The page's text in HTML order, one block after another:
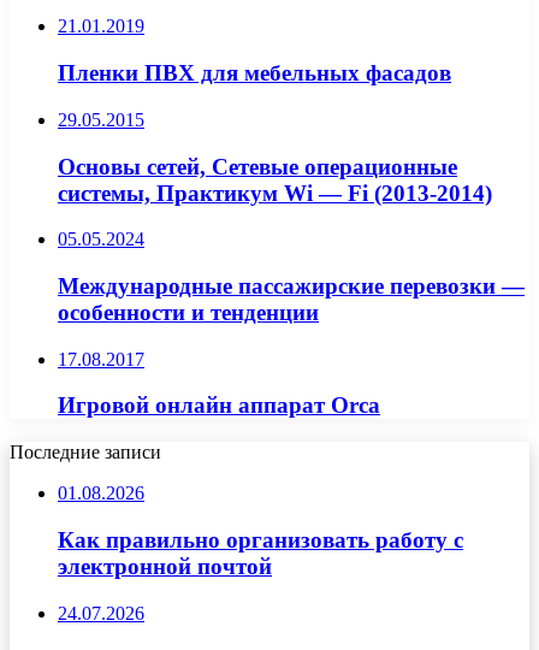
21.01.2019
Пленки ПВХ для мебельных фасадов
29.05.2015
Основы сетей, Сетевые операционные
системы, Практикум Wi — Fi (2013-2014)
05.05.2024
Международные пассажирские перевозки —
особенности и тенденции
17.08.2017
Игровой онлайн аппарат Orca
Последние записи
01.08.2026
Как правильно организовать работу с
электронной почтой
24.07.2026